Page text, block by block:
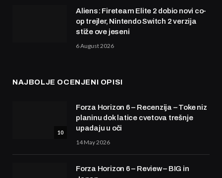
Aliens: Fireteam Elite 2 dobio novi co-
op trejler, Nintendo Switch 2 verzija
stiže ove jeseni
6 August 2026
NAJBOLJE OCENJENI OPISI
10
Forza Horizon 6 – Recenzija – Toke niz
planinu dok latice cvetova trešnje
upadaju u oči
14 May 2026
Forza Horizon 6 – Review – BIG in